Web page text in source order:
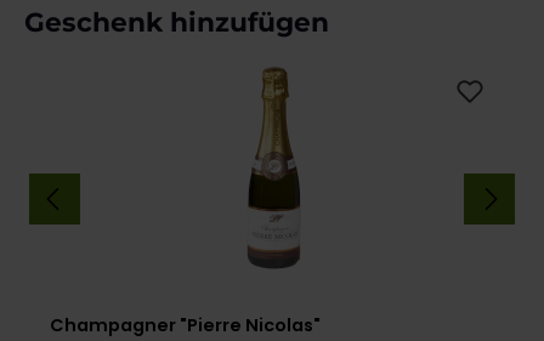
Produktgalerie überspringen
Geschenk hinzufügen
Champagner "Pierre Nicolas"